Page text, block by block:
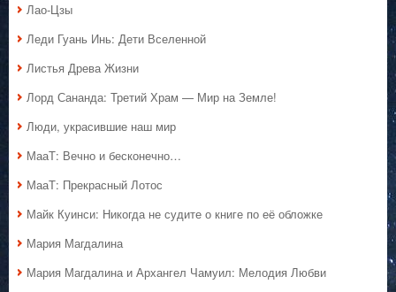
Лао-Цзы
Леди Гуань Инь: Дети Вселенной
Листья Древа Жизни
Лорд Сананда: Третий Храм — Мир на Земле!
Люди, украсившие наш мир
МааТ: Вечно и бесконечно…
МааТ: Прекрасный Лотос
Майк Куинси: Никогда не судите о книге по её обложке
Мария Магдалина
Мария Магдалина и Архангел Чамуил: Мелодия Любви